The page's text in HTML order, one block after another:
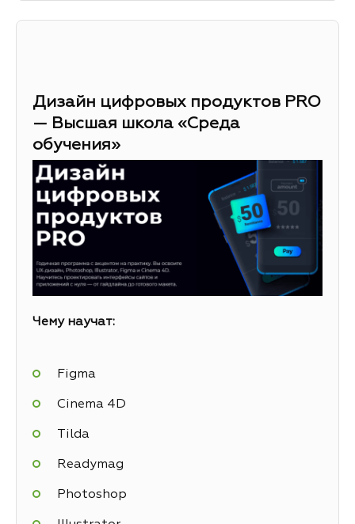
Дизайн цифровых продуктов PRO
— Высшая школа «Среда
обучения»
Чему научат:
Figma
Cinema 4D
Tilda
Readymag
Photoshop